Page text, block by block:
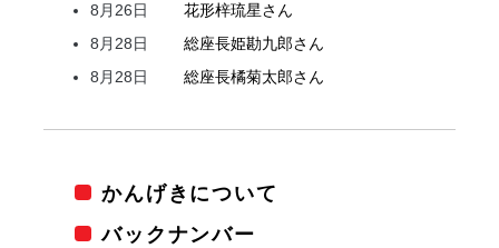
8月26日
花形梓琉星さん
8月28日
総座長姫勘九郎さん
8月28日
総座長橘菊太郎さん
かんげきについて
バックナンバー